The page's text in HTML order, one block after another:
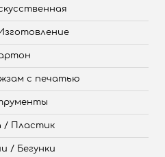
с печатью
/ Пластик
/ Бегунки